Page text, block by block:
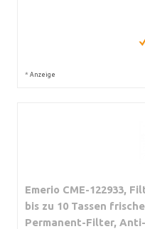
* Anzeige
Emerio CME-122933,
bis zu 10 Tassen
Permanent-Filter,